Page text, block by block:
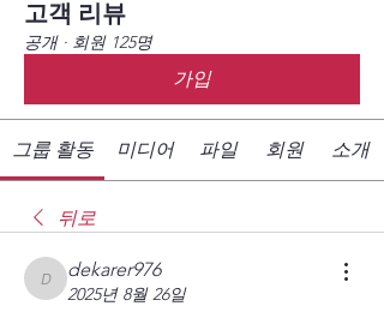
고객 리뷰
공개 · 회원 125명
가입
그룹 활동 미디어 파일 회원 소개
뒤로
dekarer976
dekarer976
2025년 8월 26일